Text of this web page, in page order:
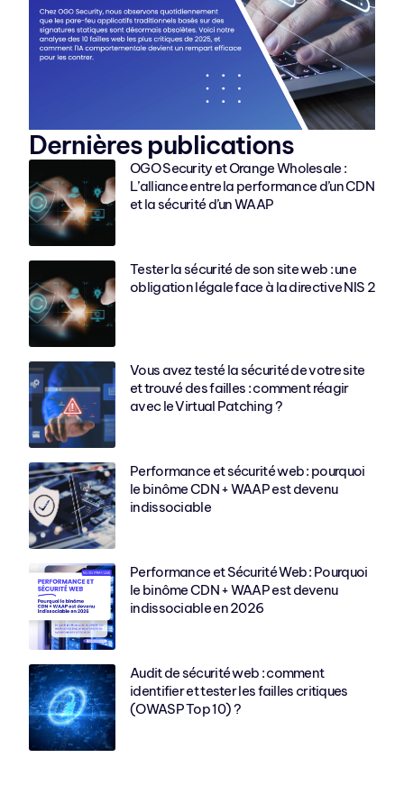
Dernières publications
OGO Security et Orange Wholesale :
L’alliance entre la performance d’un CDN
et la sécurité d’un WAAP
Tester la sécurité de son site web : une
obligation légale face à la directive NIS 2
Vous avez testé la sécurité de votre site
et trouvé des failles : comment réagir
avec le Virtual Patching ?
Performance et sécurité web : pourquoi
le binôme CDN + WAAP est devenu
indissociable
Performance et Sécurité Web : Pourquoi
le binôme CDN + WAAP est devenu
indissociable en 2026
Audit de sécurité web : comment
identifier et tester les failles critiques
(OWASP Top 10) ?